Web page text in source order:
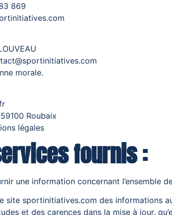
869
morale.
Roubaix
légales
fournis :
une information concernant l’ensemble
site sportinitiatives.com des informations
et des carences dans la mise à jour,